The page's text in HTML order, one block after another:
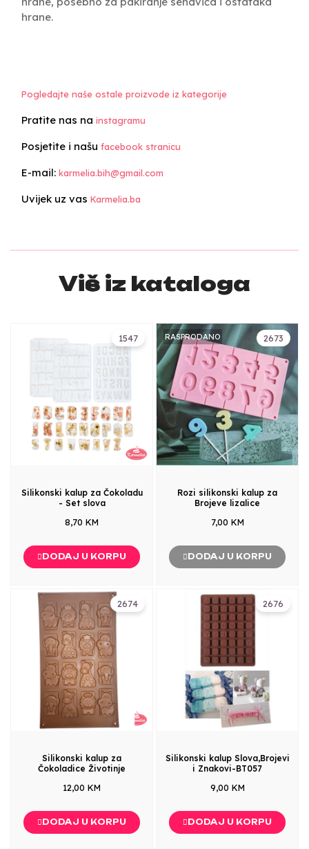
hrane.
Pogledajte naše ostale proizvode iz kategorije
Pratite nas na instagramu
Posjetite i našu facebook stranicu
E-mail: karmelia.bih@gmail.com
Uvijek uz vas Karmelia.ba
Više iz kataloga
1547
Silikonski kalup za Čokoladu
- Set slova
8,70 KM
DODAJ U KORPU
2673
RASPRODANO
Rozi silikonski kalup za
Brojeve lizalice
7,00 KM
DODAJ U KORPU
2674
Silikonski kalup za
Čokoladice Životinje
12,00 KM
DODAJ U KORPU
2676
Silikonski kalup Slova,Brojevi
i Znakovi-BT057
9,00 KM
DODAJ U KORPU